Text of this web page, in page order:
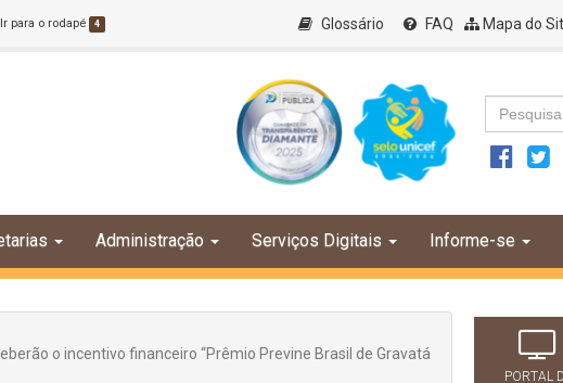
Ir para o rodapé 4 Glossário FAQ Mapa do
Administração Serviços Digitais Informe-se
o incentivo financeiro “Prêmio Previne Brasil de Gravatá
PORTAL